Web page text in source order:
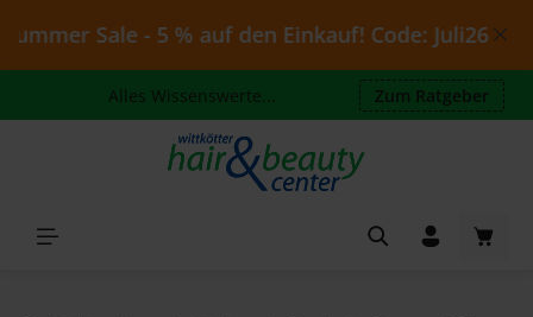
Zum Hauptinhalt springen
Sale - 5 % auf den Einkauf! Code: Juli26 -
Alles Wissenswerte... Zum Ratgeber